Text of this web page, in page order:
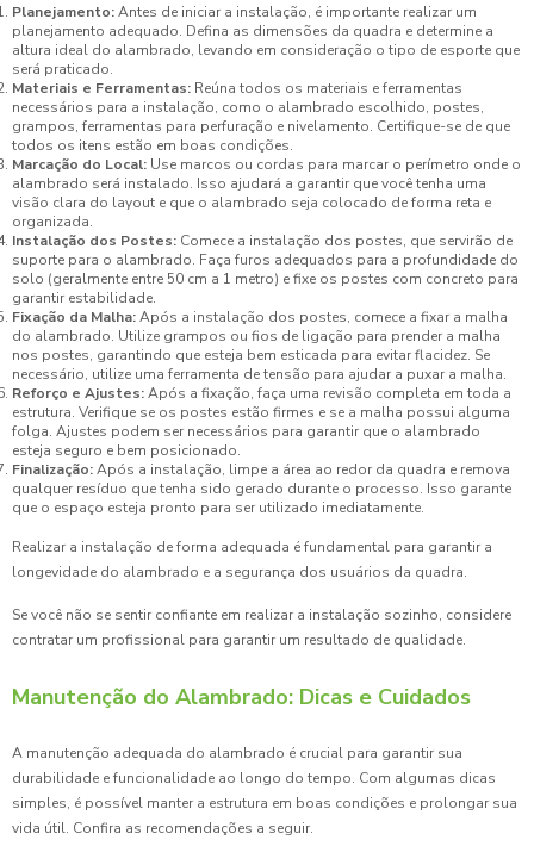
Planejamento:Antes de iniciar a instalação, é importante realizar um
planejamento adequado. Defina as dimensões da quadra e determine a
altura ideal do alambrado, levando em consideração o tipo de esporte que
será praticado.
Materiais e Ferramentas: Reúna todos os materiais e ferramentas
necessários para a instalação, como o alambrado escolhido, postes,
grampos, ferramentas para perfuração e nivelamento. Certifique-se de que
todos os itens estão em boas condições.
Marcação do Local: Use marcos ou cordas para marcar o perímetro onde o
alambrado será instalado. Isso ajudará a garantir que você tenha uma
visão clara do layout e que o alambrado seja colocado de forma reta e
organizada.
Instalação dos Postes: Comece a instalação dos postes, que servirão de
suporte para o alambrado. Faça furos adequados para a profundidade do
solo (geralmente entre 50 cm a 1 metro) e fixe os postes com concreto para
garantir estabilidade.
Fixação da Malha:Após a instalação dos postes, comece a fixar a malha
do alambrado. Utilize grampos ou fios de ligação para prender a malha
nos postes, garantindo que esteja bem esticada para evitar flacidez. Se
necessário, utilize uma ferramenta de tensão para ajudar a puxar a malha.
Reforço e Ajustes:Após a fixação, faça uma revisão completa em toda a
estrutura. Verifique se os postes estão firmes e se a malha possui alguma
folga. Ajustes podem ser necessários para garantir que o alambrado
esteja seguro e bem posicionado.
Finalização:Após a instalação, limpe a área ao redor da quadra e remova
qualquer resíduo que tenha sido gerado durante o processo. Isso garante
que o espaço esteja pronto para ser utilizado imediatamente.
Realizar a instalação de forma adequada é fundamental para garantir a
longevidade do alambrado e a segurança dos usuários da quadra.
Se você não se sentir confiante em realizar a instalação sozinho, considere
contratar um profissional para garantir um resultado de qualidade.
Manutenção do Alambrado: Dicas e Cuidados
A manutenção adequada do alambrado é crucial para garantir sua
durabilidade e funcionalidade ao longo do tempo. Com algumas dicas
simples, é possível manter a estrutura em boas condições e prolongar sua
vida útil. Confira as recomendações a seguir.